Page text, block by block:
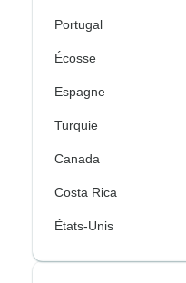
Portugal
Écosse
Espagne
Turquie
Canada
Costa Rica
États-Unis